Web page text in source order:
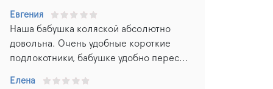
Евгения
Наша бабушка коляской абсолютно
довольна. Очень удобные короткие
подлокотники, бабушке удобно перес...
Елена